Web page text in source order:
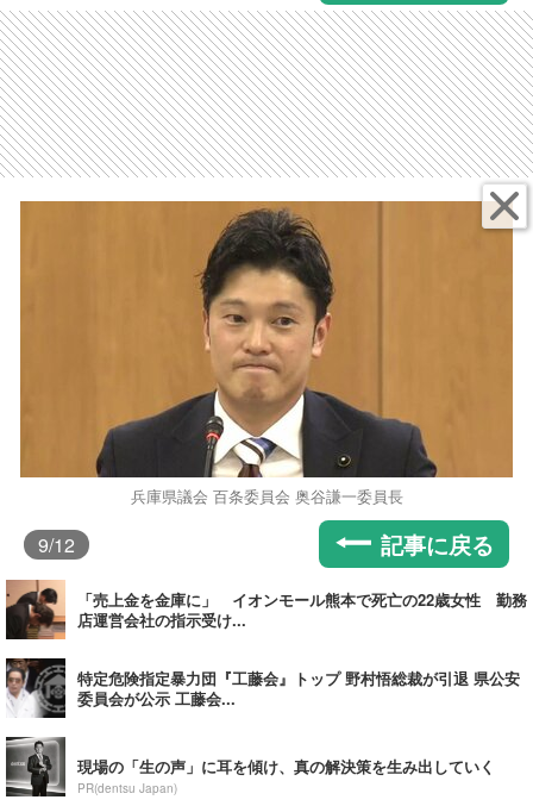
兵庫県議会 百条委員会 奥谷謙一委員長
9/12 記事に戻る
「売上金を金庫に」 イオンモール熊本で死亡の22歳女性 勤務
店運営会社の指示受け...
特定危険指定暴力団『工藤会』トップ 野村悟総裁が引退 県公安
委員会が公示 工藤会...
現場の「生の声」に耳を傾け、真の解決策を生み出していく
PR(dentsu Japan)